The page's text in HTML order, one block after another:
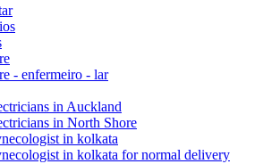
- enfermeiro - lar
in Auckland
in North Shore
in kolkata
in kolkata for normal delivery